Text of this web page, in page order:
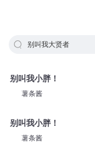
别叫我大贤者
别叫我小胖！
薯条酱
别叫我小胖！
薯条酱